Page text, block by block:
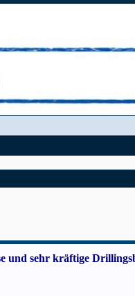
und sehr kräftige